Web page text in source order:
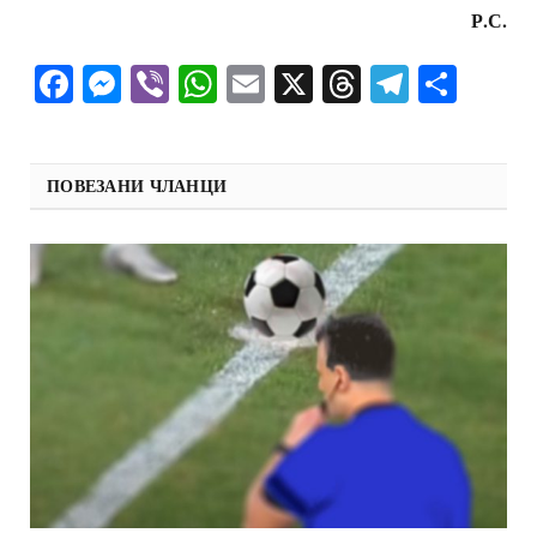
Р.С.
Facebook
Messenger
ViberWhatsApp
Email
X Threads
ПОВЕЗАНИ ЧЛАНЦИ